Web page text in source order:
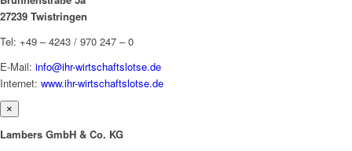
27239 Twistringen
Tel: +49 – 4243 / 970 247 – 0
E-Mail: info@ihr-wirtschaftslotse.de
Internet: www.ihr-wirtschaftslotse.de
×
Lambers GmbH & Co. KG